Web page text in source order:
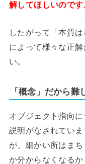
解してほしいのです
したがって「本質
によって様々な正
い。
「概念」だから難
オブジェクト指向
説明がなされてい
が、細かい所はま
か分からなくなるか